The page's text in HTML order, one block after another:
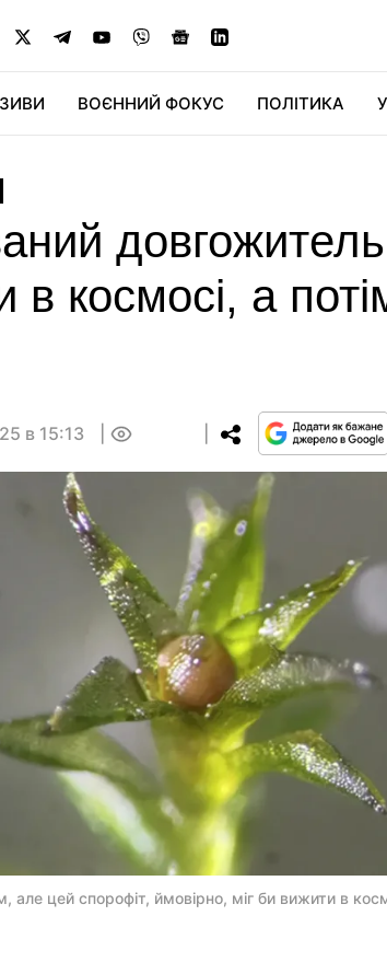
ВОЄННИЙ ФОКУС ПОЛІТИКА
в космосі, а
в 15:13
але цей спорофіт, ймовірно, міг би вижити в